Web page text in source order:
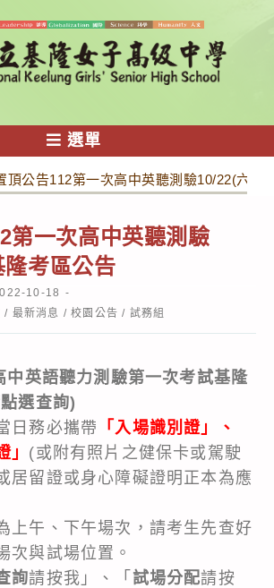
選單
頂公告112第一次高中英聽測驗10/22(六)基
第一次高中英聽測驗
考區公告
10-18
/ 最新消息 / 校園公告 / 試務組
中英語聽力測驗第一次考試基隆
選查詢)
日務必攜帶
「入場識別證」、
」 (或附有照片之健保卡或駕駛
居留證或身心障礙證明正本為應
上午、下午場次，請考生先查好
次與試場位置。
詢請按我 」、「 試場分配請按